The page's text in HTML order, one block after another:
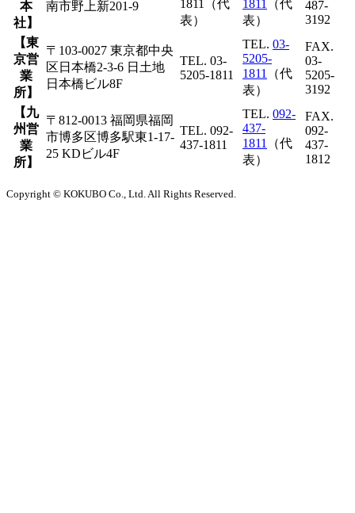
本
社】
南市野上新201-9
1811（代
表）
1811
（代
表）
487-
3192
【東
京営
業
所】
〒103-0027 東京都中央
区日本橋2-3-6 日土地
日本橋ビル8F
TEL. 03-
5205-1811
TEL. 03-
5205-
1811
（代
表）
FAX.
03-
5205-
3192
【九
州営
業
所】
〒812-0013 福岡県福岡
市博多区博多駅東1-17-
25 KDビル4F
TEL. 092-
437-1811
TEL. 092-
437-
1811
（代
表）
FAX.
092-
437-
1812
Copyright © KOKUBO Co., Ltd. All Rights Reserved.